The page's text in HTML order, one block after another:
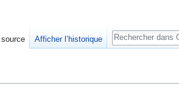
Afficher l’historique
Rechercher